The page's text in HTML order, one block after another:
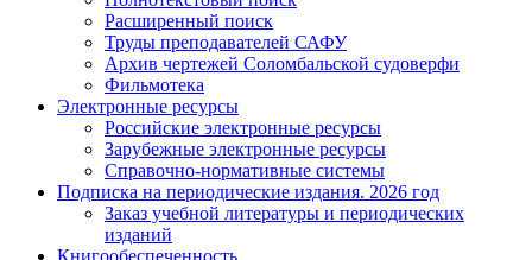
Расширенный поиск
Труды преподавателей САФУ
Архив чертежей Соломбальской судоверфи
Фильмотека
Электронные ресурсы
Российские электронные ресурсы
Зарубежные электронные ресурсы
Справочно-нормативные системы
Подписка на периодические издания. 2026 год
Заказ учебной литературы и периодических
изданий
Книгообеспеченность